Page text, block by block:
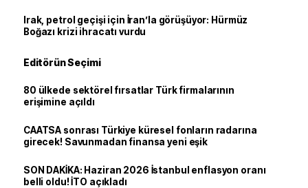
Irak, petrol geçişi için İran’la görüşüyor: Hürmüz
Boğazı krizi ihracatı vurdu
Editörün Seçimi
80 ülkede sektörel fırsatlar Türk firmalarının
erişimine açıldı
CAATSA sonrası Türkiye küresel fonların radarına
girecek! Savunmadan finansa yeni eşik
SON DAKİKA: Haziran 2026 İstanbul enflasyon oranı
belli oldu! İTO açıkladı